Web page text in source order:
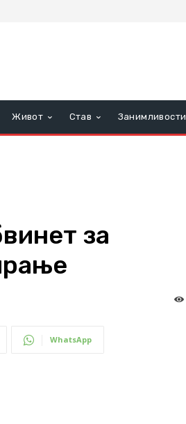
Живот Став Занимливости
за
WhatsApp